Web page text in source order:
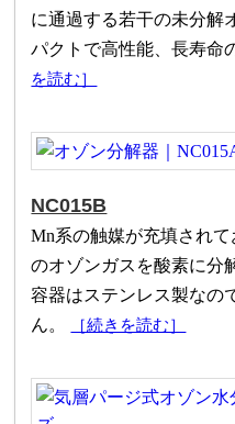
に通過する若干の未分解
パクトで高性能、長寿命
を読む］
NC015B
Mn系の触媒が充填され
のオゾンガスを酸素に分
容器はステンレス製なの
ん。
［続きを読む］